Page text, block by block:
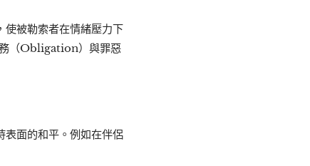
使被勒索者在情緒壓力下
（Obligation）與罪惡
表面的和平。例如在伴侶